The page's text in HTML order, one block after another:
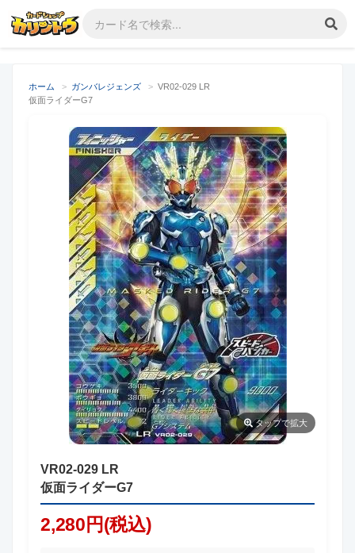
ホーム > ガンバレジェンズ > VR02-029 LR
仮面ライダーG7
タップで拡大
VR02-029 LR
仮面ライダーG7
2,280円(税込)